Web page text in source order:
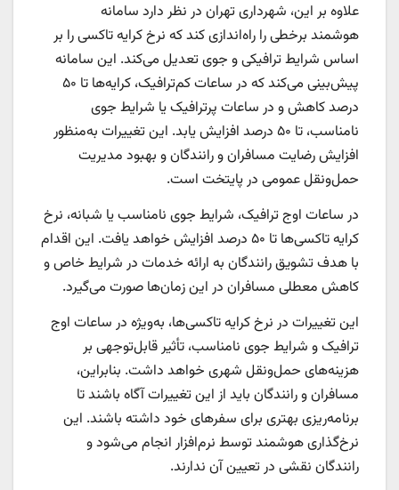
علاوه بر این، شهرداری تهران در نظر دارد سامانه
هوشمند برخطی را راه‌اندازی کند که نرخ کرایه تاکسی را بر
اساس شرایط ترافیکی و جوی تعدیل می‌کند. این سامانه
پیش‌بینی می‌کند که در ساعات کم‌ترافیک، کرایه‌ها تا ۵۰
درصد کاهش و در ساعات پرترافیک یا شرایط جوی
نامناسب، تا ۵۰ درصد افزایش یابد. این تغییرات به‌منظور
افزایش رضایت مسافران و رانندگان و بهبود مدیریت
حمل‌ونقل عمومی در پایتخت است.
در ساعات اوج ترافیک، شرایط جوی نامناسب یا شبانه، نرخ
کرایه تاکسی‌ها تا ۵۰ درصد افزایش خواهد یافت. این اقدام
با هدف تشویق رانندگان به ارائه خدمات در شرایط خاص و
کاهش معطلی مسافران در این زمان‌ها صورت می‌گیرد.
این تغییرات در نرخ کرایه تاکسی‌ها، به‌ویژه در ساعات اوج
ترافیک و شرایط جوی نامناسب، تأثیر قابل‌توجهی بر
هزینه‌های حمل‌ونقل شهری خواهد داشت. بنابراین،
مسافران و رانندگان باید از این تغییرات آگاه باشند تا
برنامه‌ریزی بهتری برای سفرهای خود داشته باشند. این
نرخ‌گذاری هوشمند توسط نرم‌افزار انجام می‌شود و
رانندگان نقشی در تعیین آن ندارند.